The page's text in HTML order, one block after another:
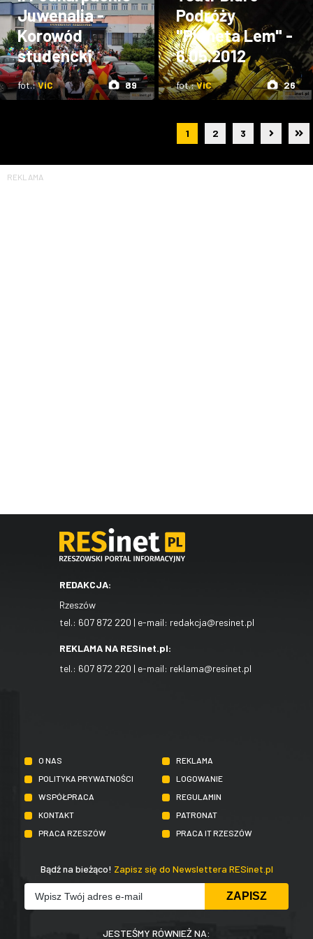
Juwenalia -
Korowód
studencki
fot.:ViC 89
Podróży
"Planeta Lem" -
6.05.2012
fot.:ViC 26
1 2 3
REKLAMA
REDAKCJA:
Rzeszów
tel.: 607 872 220 | e-mail: redakcja@resinet.pl
REKLAMA NA RESinet.pl:
tel.: 607 872 220 | e-mail: reklama@resinet.pl
O NAS
REKLAMA
POLITYKA PRYWATNOŚCI
LOGOWANIE
WSPÓŁPRACA
REGULAMIN
KONTAKT
PATRONAT
PRACA RZESZÓW
PRACA IT RZESZÓW
Bądź na bieżąco! Zapisz się do Newslettera RESinet.pl
JESTEŚMY RÓWNIEŻ NA: